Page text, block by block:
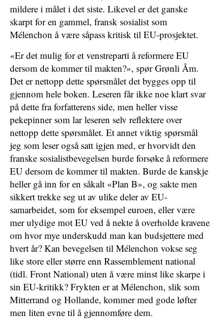
mildere i målet i det siste. Likevel er det ganske
skarpt for en gammel, fransk sosialist som
Mélenchon å være såpass kritisk til EU-prosjektet.
«Er det mulig for et venstreparti å reformere EU
dersom de kommer til makten?», spør Grønli Åm.
Det er nettopp dette spørsmålet det bygges opp til
gjennom hele boken. Leseren får ikke noe klart svar
på dette fra forfatterens side, men heller visse
pekepinner som lar leseren selv reflektere over
nettopp dette spørsmålet. Et annet viktig spørsmål
jeg som leser også satt igjen med, er hvorvidt den
franske sosialistbevegelsen burde forsøke å reformere
EU dersom de kommer til makten. Burde de kanskje
heller gå inn for en såkalt «Plan B», og sakte men
sikkert trekke seg ut av ulike deler av EU-
samarbeidet, som for eksempel euroen, eller være
mer ulydige mot EU ved å nekte å overholde kravene
om hvor mye underskudd man kan budsjettere med
hvert år? Kan bevegelsen til Mélenchon vokse seg
like store eller større enn Rassemblement national
(tidl. Front National) uten å være minst like skarpe i
sin EU-kritikk? Frykten er at Mélenchon, slik som
Mitterrand og Hollande, kommer med gode løfter
men liten evne til å gjennomføre dem.